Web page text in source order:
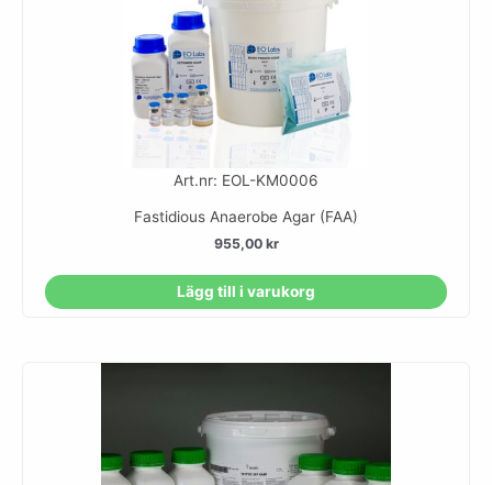
Art.nr: EOL-KM0006
Fastidious Anaerobe Agar (FAA)
955,00 kr
Lägg till i varukorg